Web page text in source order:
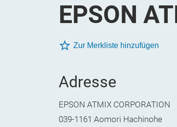
EPSON
Zur Merkliste hinzufügen
Adresse
EPSON ATMIX CORPORATION
039-1161 Aomori Hachinohe